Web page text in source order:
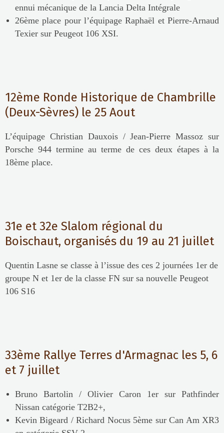
ennui mécanique de la Lancia Delta Intégrale
26ème place pour l’équipage Raphaël et Pierre-Arnaud
Texier sur Peugeot 106 XSI.
12ème Ronde Historique de Chambrille
(Deux-Sèvres) le 25 Aout
L’équipage Christian Dauxois / Jean-Pierre Massoz sur
Porsche 944 termine au terme de ces deux étapes à la
18ème place.
31e et 32e Slalom régional du
Boischaut, organisés du 19 au 21 juillet
Quentin Lasne se classe à l’issue des ces 2 journées 1er de
groupe N et 1er de la classe FN sur sa nouvelle Peugeot
106 S16
33ème Rallye Terres d'Armagnac les 5, 6
et 7 juillet
Bruno Bartolin / Olivier Caron 1er sur Pathfinder
Nissan catégorie T2B2+,
Kevin Bigeard / Richard Nocus 5ème sur Can Am XR3